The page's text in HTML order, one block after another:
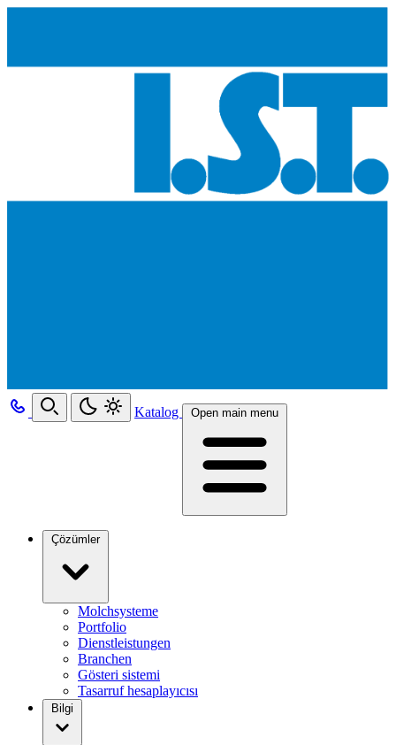
Katalog Open main menu
Çözümler
Molchsysteme
Portfolio
Dienstleistungen
Branchen
Gösteri sistemi
Tasarruf hesaplayıcısı
Bilgi